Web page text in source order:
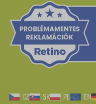
CZ SK PL EN